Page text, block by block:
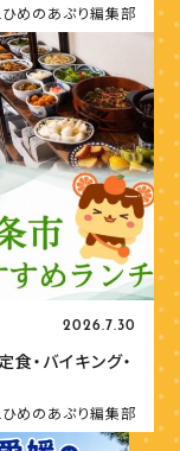
ひめのあぷり編集部
2026.7.30
・バイキング・
ひめのあぷり編集部